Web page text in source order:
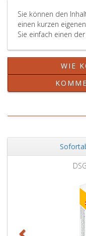
Sie können den
einen kurzen
Sie einfach einen
WIE